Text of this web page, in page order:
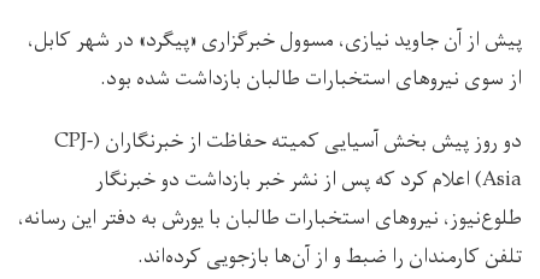
پیش از آن جاوید نیازی، مسوول خبرگزاری «پیگرد» در شهر کابل،
از سوی نیروهای استخبارات طالبان بازداشت شده بود.
دو روز پیش بخش آسیایی کمیته حفاظت از خبرنگاران (CPJ-
Asia) اعلام کرد که پس از نشر خبر بازداشت دو خبرنگار
طلوع‌نیوز، نیروهای استخبارات طالبان با یورش به دفتر این رسانه،
تلفن کارمندان را ضبط و از آن‌ها بازجویی کرده‌اند.